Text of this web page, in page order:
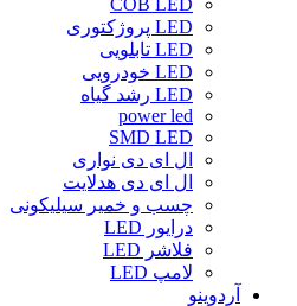
COB LED
LED پروژکتوری
LED تابلویی
LED خودرویی
LED رشد گیاه
power led
SMD LED
ال ای دی نواری
ال ای دی هدلایت
چسب و خمیر سیلیکونی
درایور LED
فلاشر LED
لامپ LED
آردوینو